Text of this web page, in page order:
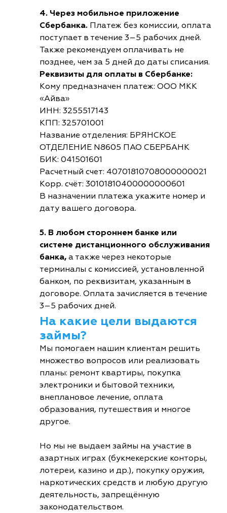
4. Через мобильное приложение
Сбербанка. Платеж без комиссии, оплата
поступает в течение 3–5 рабочих дней.
Также рекомендуем оплачивать не
позднее, чем за 5 дней до даты списания.
Реквизиты для оплаты в Сбербанке:
Кому предназначен платеж: ООО МКК
«Айва»
ИНН: 3255517143
КПП: 325701001
Название отделения: БРЯНСКОЕ
ОТДЕЛЕНИЕ N8605 ПАО СБЕРБАНК
БИК: 041501601
Расчетный счет: 40701810708000000021
Корр. счёт: 30101810400000000601
В назначении платежа укажите номер и
дату вашего договора.
5. В любом стороннем банке или
системе дистанционного обслуживания
банка, а также через некоторые
терминалы с комиссией, установленной
банком, по реквизитам, указанным в
договоре. Оплата зачисляется в течение
3–5 рабочих дней.
На какие цели выдаются
займы?
Мы помогаем нашим клиентам решить
множество вопросов или реализовать
планы: ремонт квартиры, покупка
электроники и бытовой техники,
внеплановое лечение, оплата
образования, путешествия и многое
другое.
Но мы не выдаем займы на участие в
азартных играх (букмекерские конторы,
лотереи, казино и др.), покупку оружия,
наркотических средств и любую другую
деятельность, запрещённую
законодательством.